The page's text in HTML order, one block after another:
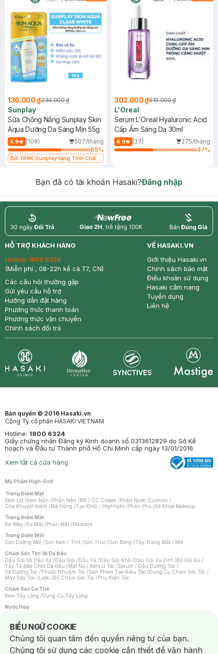
136.000 ₫234.000 ₫
Sunplay
Sữa Chống Nắng Sunplay Skin
Aqua Dưỡng Da Sáng Mịn 55g
4.9 (108)
507/tháng
65%
Bill 199K Sunplay tặng Tinh Chất
302.000 ₫519.000 ₫
L'Oreal
Serum L'Oreal Hyaluronic Acid
Cấp Ẩm Sáng Da 30ml
4.9 (27)
275/tháng
47%
Bạn đã có tài khoản Hasaki?Đăng nhập
return nowfree price
HỖ TRỢ KHÁCH HÀNG
Hotline: 1800 6324
(Miễn phí , 08-22h kể cả T7, CN)
Các câu hỏi thường gặp
Gửi yêu cầu hỗ trợ
Hướng dẫn đặt hàng
Phương thức thanh toán
Phương thức vận chuyển
Chính sách đổi trả
VỀ HASAKI.VN
Giới thiệu Hasaki.vn
Chính sách bảo mật
Điều khoản sử dụng
Hasaki cẩm nang
Tuyển dụng
Liên hệ
Bản quyền © 2016 Hasaki.vn
Công Ty cổ phần HASAKI VIETNAM
Hotline: 1800 6324
Giấy chứng nhận Đăng ký Kinh doanh số 0313612829 do Sở Kế
hoạch và Đầu tư Thành phố Hồ Chí Minh cấp ngày 13/01/2016
Xem tất cả cửa hàng
Mỹ Phẩm High-End
Trang Điểm Mặt
Kem Lót /Kem Nền /Phấn Nền /BB / CC Cream /Phấn Nước Cushion /
Che Khuyết Điểm /Má Hồng /Tạo Khối / Highlight /Phấn Phủ /Xịt Khoá Makeup
Trang Điểm Mắt
Kẻ Mày /Kẻ Mắt /Phấn Mắt /Mascara
Trang Điểm Môi
Son Dưỡng Môi /Son Kem / Tint /Son Thỏi /Son Bóng /Tẩy Trang Mắt / Môi
Chăm Sóc Tóc Và Da Đầu
Dầu Gội Và Dầu Xả /Dầu Gội /Dầu Xả /Dầu Gội Khô /Dầu Gội Xả 2in1 /Bộ Gội Xả /
Tẩy Tế Bào Chết Da Đầu /Mặt Nạ / Kem Ủ Tóc /Serum / Dầu Dưỡng Tóc /
Xịt Dưỡng Tóc /Thuốc Nhuộm Tóc /Sản Phẩm Tạo Kiểu Tóc /Dụng Cụ Chăm Sóc Tóc /
Máy Sấy Tóc /Lược /Bộ Chăm Sóc Tóc /Phụ Kiện Tóc
Chăm Sóc Cơ Thể
Kem Tẩy Lông /Dụng Cụ Tẩy Lông
Nước Hoa
Nước Hoa Nữ
Chăm Sóc Cá Nhân
Chống Muỗi /Khẩu Trang /Máy Massage/Mặt Nạ Xông Hơi /Nước Rửa Tay/
Sản Phẩm Chăm Sóc Khác /Bàn Chải Đánh Răng /Bàn Chải Điện/
Hỗ Trợ Trắng Răng/Kem Đánh Răng /Máy Tăm Nước/ Nước Súc Miệng/
BIỂU NGỮ COOKIE
Notice about cookies usage
Chúng tôi quan tâm đến quyền riêng tư của bạn.
Chúng tôi sử dụng các cookie cần thiết để vận hành